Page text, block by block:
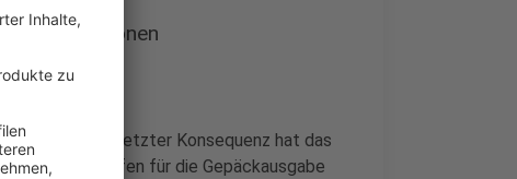
Personen
Chaos. In letzter Konsequenz hat das
die am Flughafen für die Gepäckausgabe